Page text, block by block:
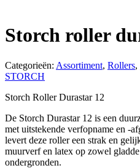
Storch roller
Categorieën: Assortiment, Rollers,
STORCH
Storch Roller Durastar 12
De Storch Durastar 12 is een
met uitstekende verfopname en -
levert deze roller een strak en
muurverf en latex op zowel
ondergronden.